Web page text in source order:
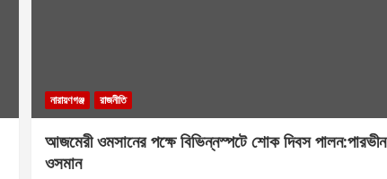
নারায়ণগঞ্জ রাজনীতি
আজমেরী ওমসানের পক্ষে বিভিন্নস্পটে শোক দিবস পালন:পারভীন
ওসমান